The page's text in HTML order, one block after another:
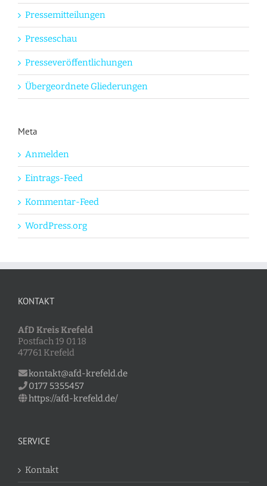
Pressemitteilungen
Presseschau
Presseveröffentlichungen
Übergeordnete Gliederungen
Meta
Anmelden
Eintrags-Feed
Kommentar-Feed
WordPress.org
KONTAKT
AfD Kreis Krefeld
Postfach 19 01 18
47761 Krefeld
kontakt@afd-krefeld.de
0177 5355457
https://afd-krefeld.de/
SERVICE
Kontakt